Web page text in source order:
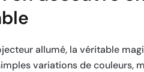
allumé, la véritable
variations de couleurs,